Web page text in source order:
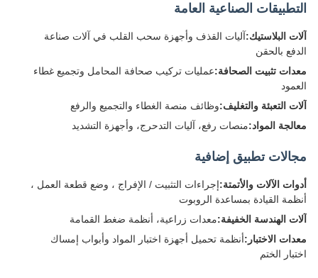
الصناعية العامة
البلاستيك:آليات القذف وأجهزة سحب القلب في آلات صناعة
بالحقن
تثبيت الصحافة:عمليات تركيب صحافة المحامل وتجميع غطاء
التعبئة والتغليف:وظائف منصة الغطاء والتجميع والرفع
المواد:منصات رفع، آليات التدحرج، وأجهزة التشديد
تطبيق إضافية
الآلات والأتمتة:إجراءات التثبيت / الإفراج ، وضع قطعة العمل ،
القيادة بمساعدة الروبوت
الهندسة الخفيفة:معدات زراعية، أنظمة ضغط القمامة
الاختبار:أنظمة تحميل أجهزة اختبار المواد وأبواب إمساك
الختم